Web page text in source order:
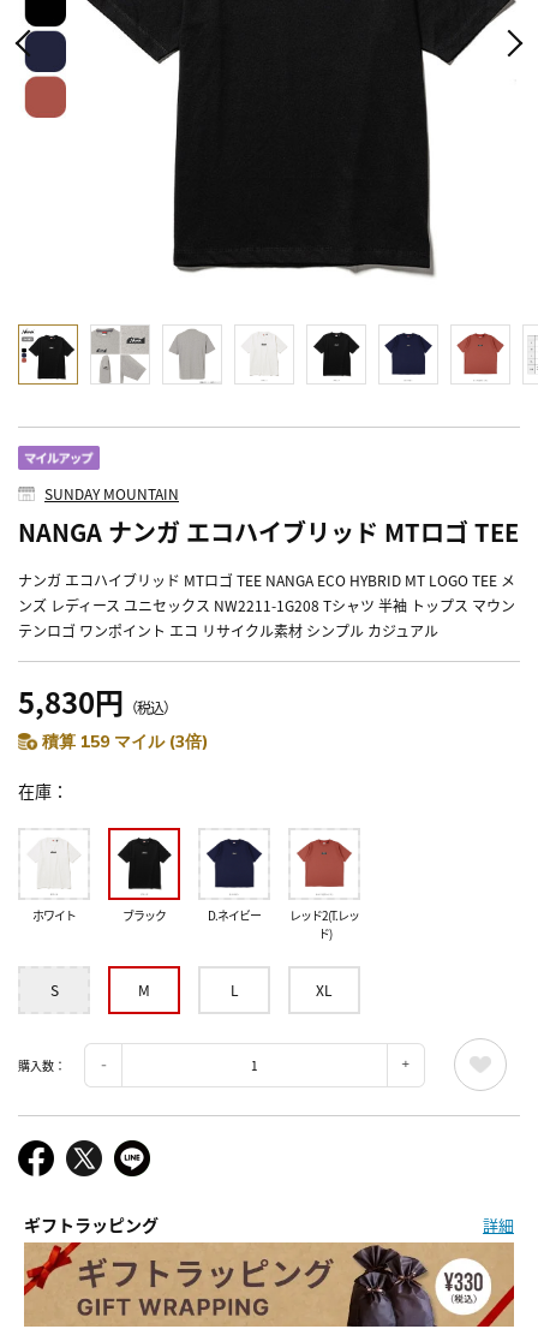
SUNDAY MOUNTAIN
NANGA ナンガ エコハイブリッド MTロゴ TEE
ナンガ エコハイブリッド MTロゴ TEE NANGA ECO HYBRID MT LOGO TEE メ
ンズ レディース ユニセックス NW2211-1G208 Tシャツ 半袖 トップス マウン
テンロゴ ワンポイント エコ リサイクル素材 シンプル カジュアル
5,830円 （税込）
積算 159 マイル (3倍)
在庫
ホワイト ブラック D.ネイビー
レッド2(T.レッ
ド)
S M L XL
購入数：
ギフトラッピング 詳細